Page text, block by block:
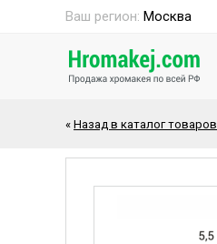
Ваш регион: Москва
« Назад в каталог товаров